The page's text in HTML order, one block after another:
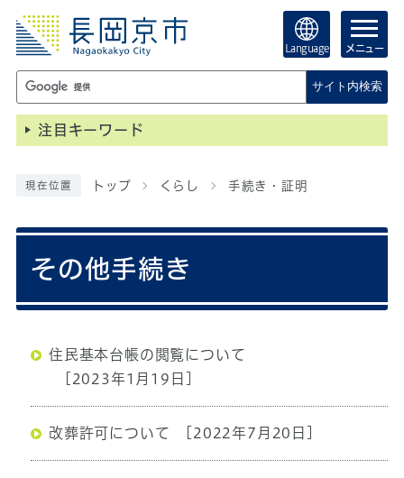
Language メニュー
サイト内検索
注目キーワード
現在位置 トップ くらし 手続き・証明
その他手続き
住民基本台帳の閲覧について
[2023年1月19日]
改葬許可について [2022年7月20日]